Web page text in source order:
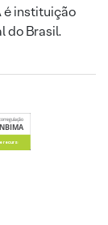
é instituição
do Brasil.